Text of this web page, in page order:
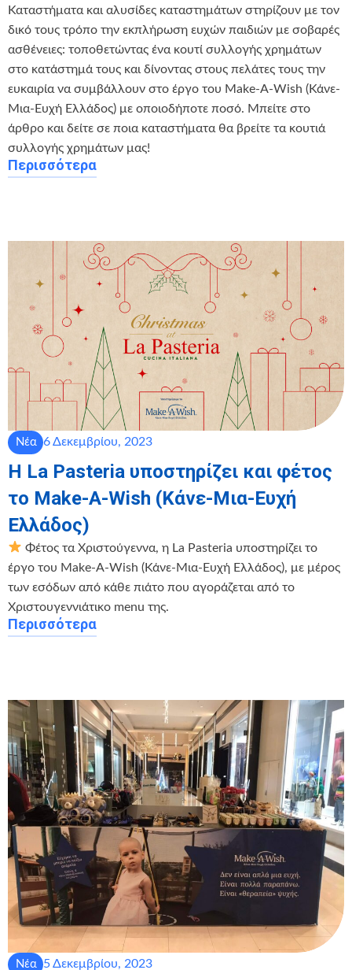
Καταστήματα και αλυσίδες καταστημάτων στηρίζουν με τον
δικό τους τρόπο την εκπλήρωση ευχών παιδιών με σοβαρές
ασθένειες: τοποθετώντας ένα κουτί συλλογής χρημάτων
στο κατάστημά τους και δίνοντας στους πελάτες τους την
ευκαιρία να συμβάλλουν στο έργο του Make-A-Wish (Κάνε-
Μια-Ευχή Ελλάδος) με οποιοδήποτε ποσό. Μπείτε στο
άρθρο και δείτε σε ποια καταστήματα θα βρείτε τα κουτιά
συλλογής χρημάτων μας!
Περισσότερα
Νέα 6 Δεκεμβρίου, 2023
Η La Pasteria υποστηρίζει και φέτος
το Make-A-Wish (Κάνε-Μια-Ευχή
Ελλάδος)
Φέτος τα Χριστούγεννα, η La Pasteria υποστηρίζει το
έργο του Make-A-Wish (Κάνε-Μια-Ευχή Ελλάδος), με μέρος
των εσόδων από κάθε πιάτο που αγοράζεται από το
Χριστουγεννιάτικο menu της.
Περισσότερα
Νέα 5 Δεκεμβρίου, 2023